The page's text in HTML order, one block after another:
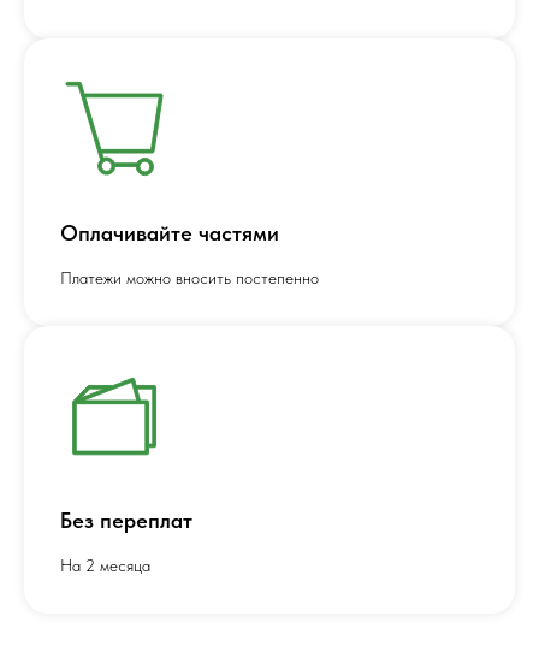
Оплачивайте частями
Платежи можно вносить постепенно
Без переплат
На 2 месяца